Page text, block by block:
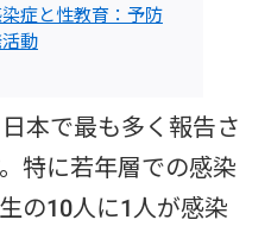
症と性教育：予防
動
本で最も多く報告さ
特に若年層での感染
の10人に1人が感染